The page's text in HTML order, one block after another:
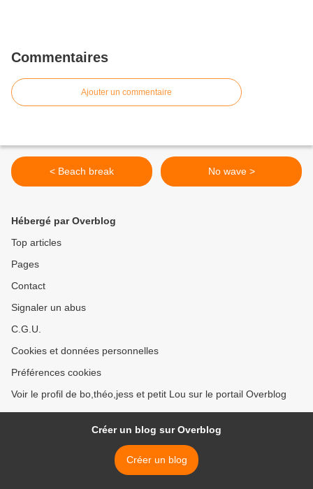
Commentaires
Ajouter un commentaire
< Beach break No wave >
Hébergé par Overblog
Top articles
Pages
Contact
Signaler un abus
C.G.U.
Cookies et données personnelles
Préférences cookies
Voir le profil de bo,théo,jess et petit Lou sur le portail Overblog
Créer un blog sur Overblog
Créer un blog